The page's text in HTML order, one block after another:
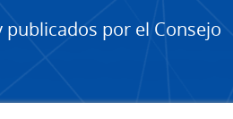
por el Consejo